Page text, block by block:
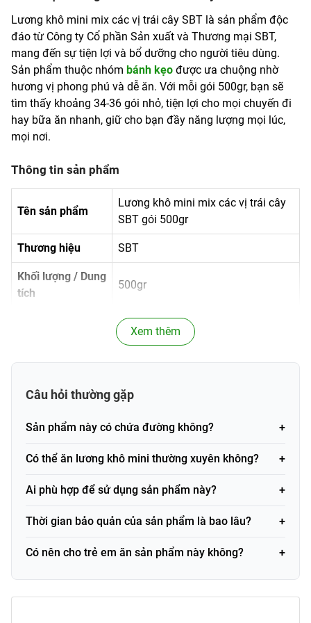
Lương khô mini mix các vị trái cây SBT là sản phẩm độc
đáo từ Công ty Cổ phần Sản xuất và Thương mại SBT,
mang đến sự tiện lợi và bổ dưỡng cho người tiêu dùng.
Sản phẩm thuộc nhóm bánh kẹo được ưa chuộng nhờ
hương vị phong phú và dễ ăn. Với mỗi gói 500gr, bạn sẽ
tìm thấy khoảng 34-36 gói nhỏ, tiện lợi cho mọi chuyến đi
hay bữa ăn nhanh, giữ cho bạn đầy năng lượng mọi lúc,
mọi nơi.
Thông tin sản phẩm
Tên sản phẩm
Lương khô mini mix các vị trái cây
SBT gói 500gr
Thương hiệu SBT
Khối lượng / Dung
tích
500gr
Bánh kẹo
Xuất xứ Việt Nam
Mã vạch
PVN1563
Lương khô mini mix trái cây SBT được chế biến từ các loại
trái cây tươi ngon và được lựa chọn cẩn thận, giúp đảm
bảo giữ nguyên hàm lượng dinh dưỡng. Mỗi gói sản phẩm
mang đến sự kết hợp hoàn hảo giữa các loại trái cây khô
và năng lượng dồi dào.
Xem thêm
Câu hỏi thường gặp
Sản phẩm này có chứa đường không?
Có thể ăn lương khô mini thường xuyên không?
Ai phù hợp để sử dụng sản phẩm này?
Thời gian bảo quản của sản phẩm là bao lâu?
Có nên cho trẻ em ăn sản phẩm này không?